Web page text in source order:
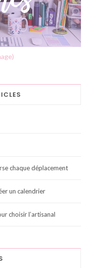
chaque déplacement
un calendrier
choisir l’artisanal